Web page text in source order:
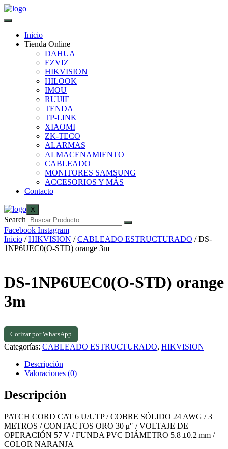
Inicio
Tienda Online
DAHUA
EZVIZ
HIKVISION
HILOOK
IMOU
RUIJIE
TENDA
TP-LINK
XIAOMI
ZK-TECO
ALARMAS
ALMACENAMIENTO
CABLEADO
MONITORES SAMSUNG
ACCESORIOS Y MÁS
Contacto
X
Search
Facebook Instagram
Inicio /HIKVISION /CABLEADO ESTRUCTURADO / DS-
1NP6UEC0(O-STD) orange 3m
DS-1NP6UEC0(O-STD) orange
3m
Cotizar por WhatsApp
Categorías: CABLEADO ESTRUCTURADO, HIKVISION
Descripción
Valoraciones (0)
Descripción
PATCH CORD CAT 6 U/UTP / COBRE SÓLIDO 24 AWG / 3
METROS / CONTACTOS ORO 30 µ″ / VOLTAJE DE
OPERACIÓN 57 V / FUNDA PVC DIÁMETRO 5.8 ±0.2 mm /
COLOR NARANJA